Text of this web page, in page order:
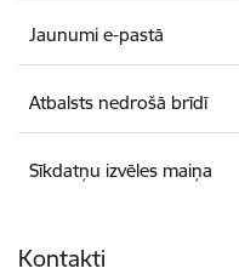
Jaunumi e-pastā
Atbalsts nedrošā brīdī
Sīkdatņu izvēles maiņa
Kontakti